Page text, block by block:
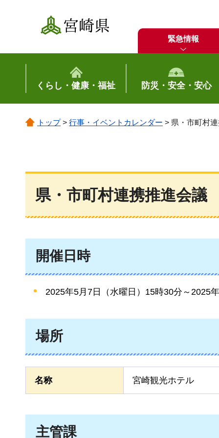
宮崎県
緊急情報
くらし・健康・福祉 防災・安全・安心
トップ> 行事・イベントカレンダー > 県・市町村
県・市町村連携推進会議
開催日時
2025年5月7日（水曜日）15時30分～2025
場所
名称 宮崎観光ホテル
主管課